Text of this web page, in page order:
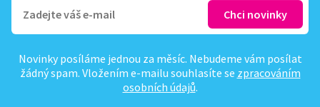
Novinky posíláme jednou za měsíc. Nebudeme vám posílat
žádný spam. Vložením e-mailu souhlasíte se zpracováním
osobních údajů.